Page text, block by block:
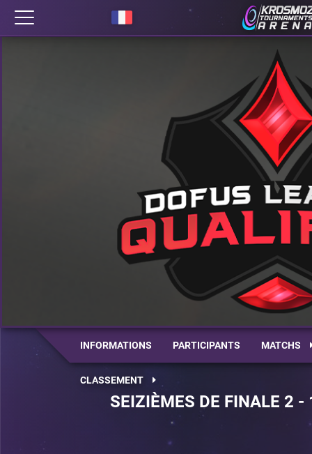
INFORMATIONS PARTICIPANTS MATCHS
CLASSEMENT
SEIZIÈMES DE FINALE 2